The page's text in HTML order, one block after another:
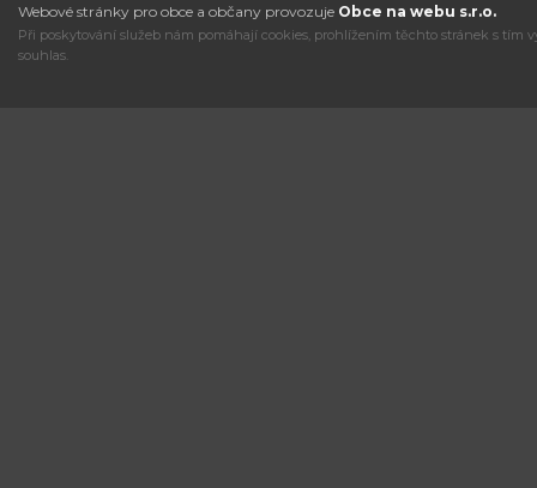
Webové stránky pro obce a občany provozuje Obce na webu s.r.o.
Při poskytování služeb nám pomáhají cookies, prohlížením těchto stránek s tím
souhlas.